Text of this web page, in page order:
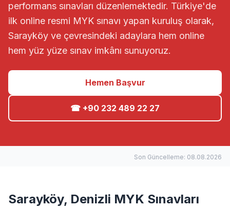
performans sınavları düzenlemektedir. Türkiye'de
ilk online resmi MYK sınavı yapan kuruluş olarak,
Sarayköy ve çevresindeki adaylara hem online
hem yüz yüze sınav imkânı sunuyoruz.
Hemen Başvur
☎ +90 232 489 22 27
Son Güncelleme: 08.08.2026
Sarayköy, Denizli MYK Sınavları